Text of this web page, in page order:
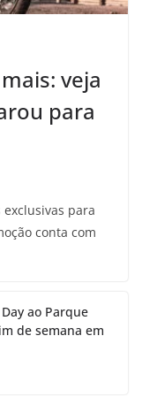
veja
para
para
conta com
ao Parque
de semana em